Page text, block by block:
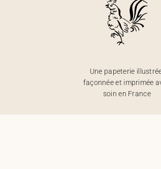
Une papeterie
façonnée et imprimée
soin en France